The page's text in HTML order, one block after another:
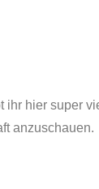
hier super
anzuschauen.